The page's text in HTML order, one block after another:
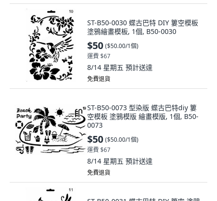
ST-B50-0030 蝶古巴特 DIY 簍空模板
塗鴉繪畫模板, 1個, B50-0030
$50 ($50.00/1個)
運費 $67
8/14 星期五 預計送達
免費退貨
ST-B50-0073 型染版 蝶古巴特diy 簍
空模板 塗鴉模版 繪畫模版, 1個, B50-
0073
$50 ($50.00/1個)
運費 $67
8/14 星期五 預計送達
免費退貨